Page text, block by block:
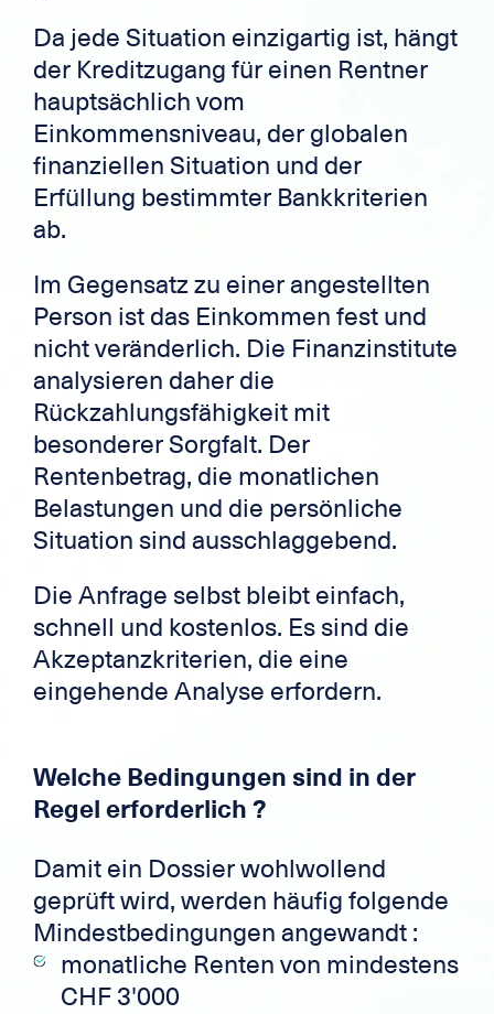
Da jede Situation einzigartig ist, hängt
der Kreditzugang für einen Rentner
hauptsächlich vom
Einkommensniveau, der globalen
finanziellen Situation und der
Erfüllung bestimmter Bankkriterien
ab.
Im Gegensatz zu einer angestellten
Person ist das Einkommen fest und
nicht veränderlich. Die Finanzinstitute
analysieren daher die
Rückzahlungsfähigkeit mit
besonderer Sorgfalt. Der
Rentenbetrag, die monatlichen
Belastungen und die persönliche
Situation sind ausschlaggebend.
Die Anfrage selbst bleibt einfach,
schnell und kostenlos. Es sind die
Akzeptanzkriterien, die eine
eingehende Analyse erfordern.
Welche Bedingungen sind in der
Regel erforderlich ?
Damit ein Dossier wohlwollend
geprüft wird, werden häufig folgende
Mindestbedingungen angewandt :
monatliche Renten von mindestens
CHF 3'000